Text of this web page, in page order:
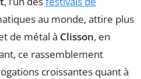
au monde, attire plus
de métal à Clisson, en
ce rassemblement
croissantes quant à